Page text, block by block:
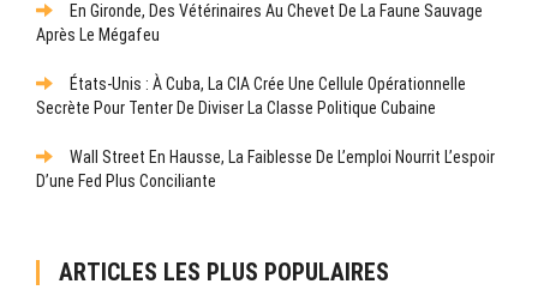
En Gironde, Des Vétérinaires Au Chevet De La Faune Sauvage
Après Le Mégafeu
États-Unis : À Cuba, La CIA Crée Une Cellule Opérationnelle
Secrète Pour Tenter De Diviser La Classe Politique Cubaine
Wall Street En Hausse, La Faiblesse De L’emploi Nourrit L’espoir
D’une Fed Plus Conciliante
ARTICLES LES PLUS POPULAIRES